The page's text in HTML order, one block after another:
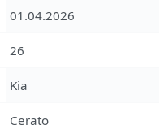
01.04.2026
26
Kia
Cerato